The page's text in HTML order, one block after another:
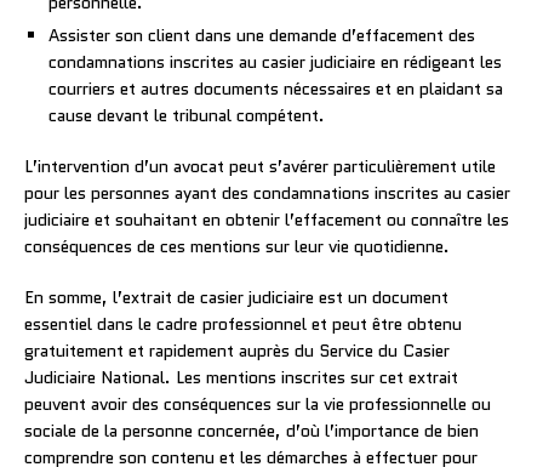
Assister son client dans une demande d’effacement des
condamnations inscrites au casier judiciaire en rédigeant les
courriers et autres documents nécessaires et en plaidant sa
cause devant le tribunal compétent.
L’intervention d’un avocat peut s’avérer particulièrement utile
pour les personnes ayant des condamnations inscrites au casier
judiciaire et souhaitant en obtenir l’effacement ou connaître les
conséquences de ces mentions sur leur vie quotidienne.
En somme, l’extrait de casier judiciaire est un document
essentiel dans le cadre professionnel et peut être obtenu
gratuitement et rapidement auprès du Service du Casier
Judiciaire National. Les mentions inscrites sur cet extrait
peuvent avoir des conséquences sur la vie professionnelle ou
sociale de la personne concernée, d’où l’importance de bien
comprendre son contenu et les démarches à effectuer pour